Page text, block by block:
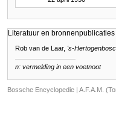
Literatuur en bronnenpublicaties
Rob van de Laar, 's-
n: vermelding in een voetnoot
Bossche Encyclopedie | A.F.A.M.